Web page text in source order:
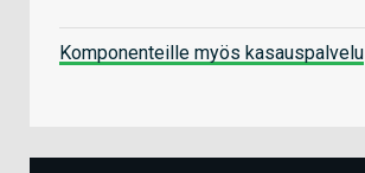
Komponenteille myös kasauspalvelu